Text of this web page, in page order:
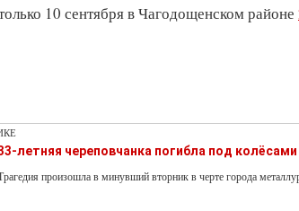
10 сентября в Чагодощенском районе
летняя череповчанка погибла под
произошла в минувший вторник в черте города